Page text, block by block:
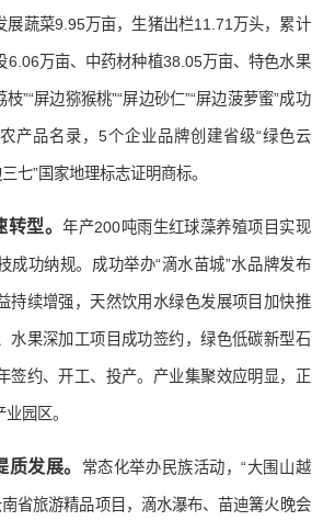
展蔬菜9.95万亩，生猪出栏11.71万头，累计
6.06万亩、中药材种植38.05万亩、特色水果
”“屏边猕猴桃”“屏边砂仁”“屏边菠萝蜜”成功
产品名录，5个企业品牌创建省级“绿色云
七”国家地理标志证明商标。
转型。年产200吨雨生红球藻养殖项目实现
成功纳规。成功举办“滴水苗城”水品牌发布
持续增强，天然饮用水绿色发展项目加快推
水果深加工项目成功签约，绿色低碳新型石
签约、开工、投产。产业集聚效应明显，正
园区。
发展。 常态化举办民族活动，“大围山越
省旅游精品项目，滴水瀑布、苗迪篝火晚会